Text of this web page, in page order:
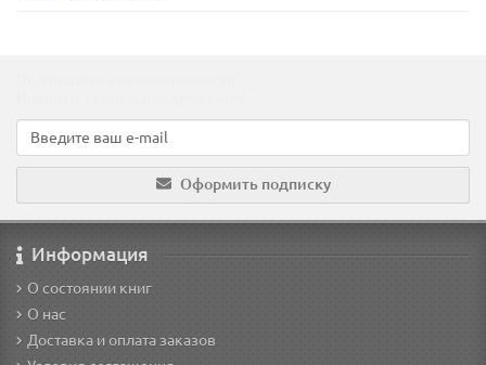
Оформить подписку
Информация
О состоянии книг
О нас
Доставка и оплата заказов